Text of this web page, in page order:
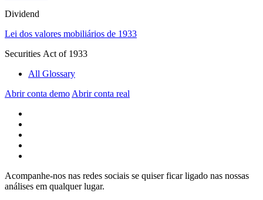
Dividend
Lei dos valores mobiliários de 1933
Securities Act of 1933
All Glossary
Abrir conta demo Abrir conta real
Acompanhe-nos nas redes sociais se quiser ficar ligado nas nossas
análises em qualquer lugar.